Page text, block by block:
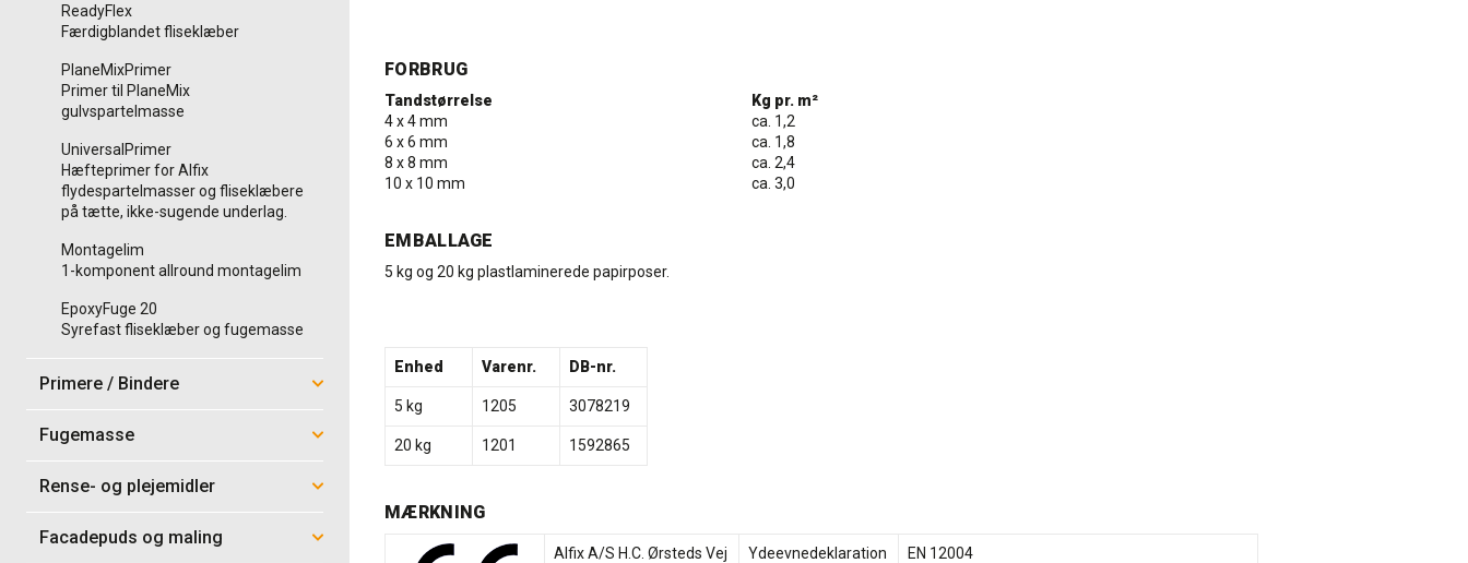
ReadyFlex
Færdigblandet fliseklæber
PlaneMixPrimer
Primer til PlaneMix
gulvspartelmasse
UniversalPrimer
Hæfteprimer for Alfix
flydespartelmasser og fliseklæbere
på tætte, ikke-sugende underlag.
Montagelim
1-komponent allround montagelim
EpoxyFuge 20
Syrefast fliseklæber og fugemasse
Primere / Bindere
Fugemasse
Rense- og plejemidler
Facadepuds og maling
FORBRUG
Tandstørrelse
Kg pr. m²
4 x 4 mm
ca. 1,2
6 x 6 mm
ca. 1,8
8 x 8 mm
ca. 2,4
10 x 10 mm
ca. 3,0
EMBALLAGE
5 kg og 20 kg plastlaminerede papirposer.
Enhed Varenr. DB-nr.
5 kg 1205 3078219
20 kg 1201 1592865
MÆRKNING
Alfix A/S H.C. Ørsteds Vej
Ydeevnedeklaration
EN 12004